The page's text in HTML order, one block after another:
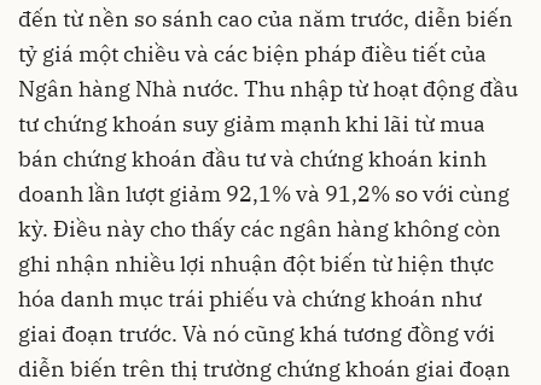
đến từ nền so sánh cao của năm trước, diễn biến
tỷ giá một chiều và các biện pháp điều tiết của
Ngân hàng Nhà nước. Thu nhập từ hoạt động đầu
tư chứng khoán suy giảm mạnh khi lãi từ mua
bán chứng khoán đầu tư và chứng khoán kinh
doanh lần lượt giảm 92,1% và 91,2% so với cùng
kỳ. Điều này cho thấy các ngân hàng không còn
ghi nhận nhiều lợi nhuận đột biến từ hiện thực
hóa danh mục trái phiếu và chứng khoán như
giai đoạn trước. Và nó cũng khá tương đồng với
diễn biến trên thị trường chứng khoán giai đoạn